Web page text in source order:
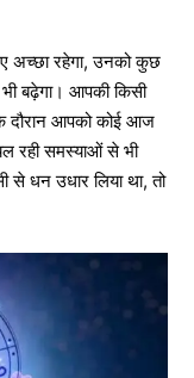
अच्छा रहेगा, उनको कुछ
बढ़ेगा। आपकी किसी
दौरान आपको कोई आज
रही समस्याओं से भी
से धन उधार लिया था, तो